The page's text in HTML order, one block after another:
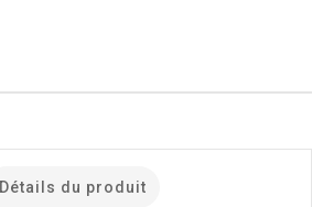
Détails du produit